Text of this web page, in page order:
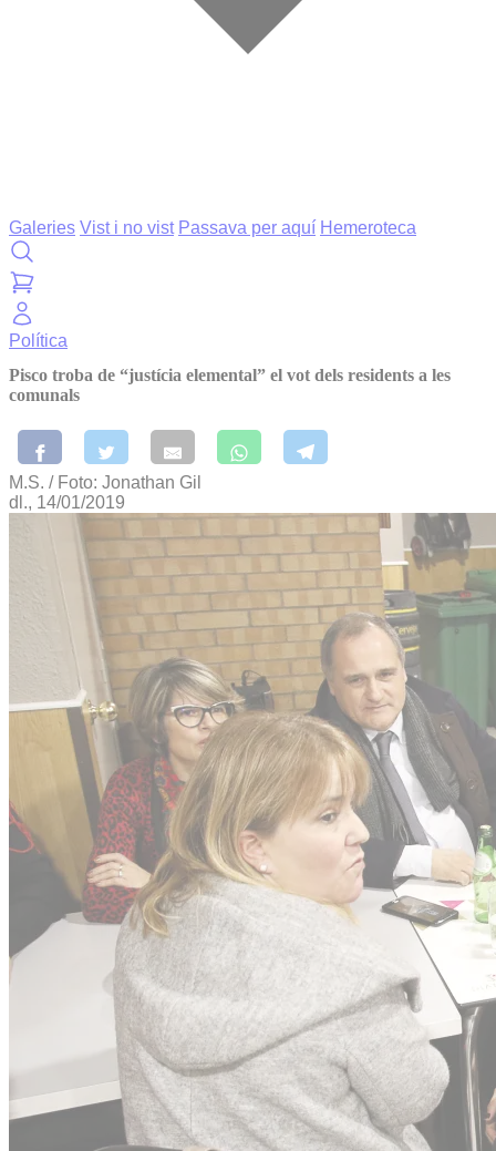
Galeries Vist i no vist Passava per aquí Hemeroteca
Política
Pisco troba de “justícia elemental” el vot dels residents a les
comunals
M.S. / Foto: Jonathan Gil
dl., 14/01/2019